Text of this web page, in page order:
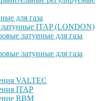
для газа
ITAP (LONDON)
латунные для газа
латунные для газа
VALTEC
ITAP
RBM